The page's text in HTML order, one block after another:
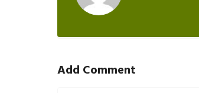
Add Comment